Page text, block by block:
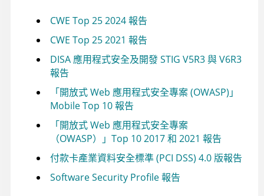
CWE Top 25 2024 報告
CWE Top 25 2021 報告
DISA 應用程式安全及開發 STIG V5R3 與 V6R3
報告
「開放式 Web 應用程式安全專案 (OWASP)」
Mobile Top 10 報告
「開放式 Web 應用程式安全專案
（OWASP）」Top 10 2017 和 2021 報告
付款卡產業資料安全標準 (PCI DSS) 4.0 版報告
Software Security Profile 報告